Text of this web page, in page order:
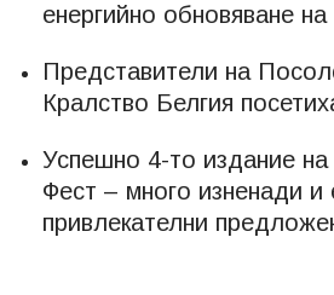
енергийно обновяване на
Представители на
Кралство Белгия
Успешно 4-то издание
Фест – много изненади и
привлекателни